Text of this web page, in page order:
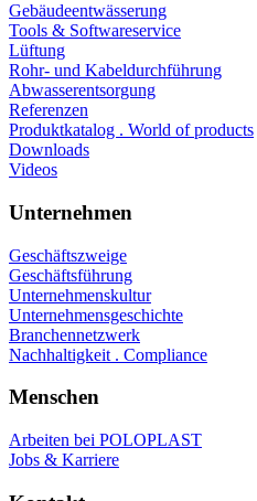
Gebäudeentwässerung
Tools & Softwareservice
Lüftung
Rohr- und Kabeldurchführung
Abwasserentsorgung
Referenzen
Produktkatalog . World of products
Downloads
Videos
Unternehmen
Geschäftszweige
Geschäftsführung
Unternehmenskultur
Unternehmensgeschichte
Branchennetzwerk
Nachhaltigkeit . Compliance
Menschen
Arbeiten bei POLOPLAST
Jobs & Karriere